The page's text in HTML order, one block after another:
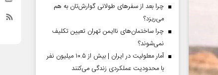
چرا بعد از سفرهای طولانی گوارش‌تان به هم
می‌ریزد؟
چرا ساختمان‌های ناایمن تهران تعیین تکلیف
نمی‌شوند؟
آمار معلولیت در ایران | بیش از ۱۰.۵ میلیون نفر
با محدودیت عملکردی زندگی می‌کنند